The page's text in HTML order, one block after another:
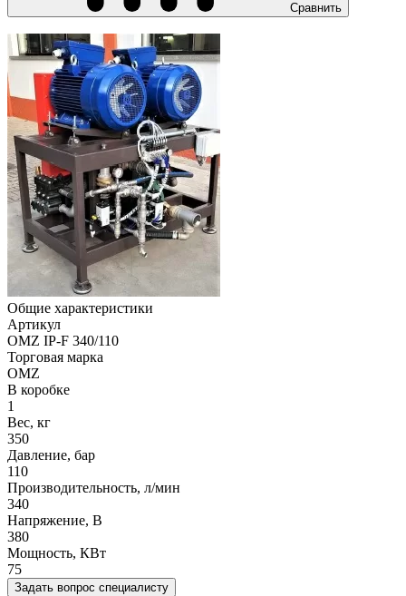
Сравнить
Общие характеристики
Артикул
OMZ IP-F 340/110
Торговая марка
OMZ
В коробке
1
Вес, кг
350
Давление, бар
110
Производительность, л/мин
340
Напряжение, В
380
Мощность, КВт
75
Задать вопрос специалисту